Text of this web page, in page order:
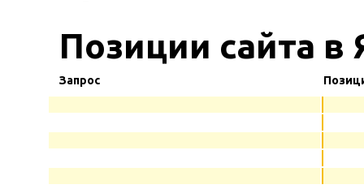
Позиции сайта
Запрос